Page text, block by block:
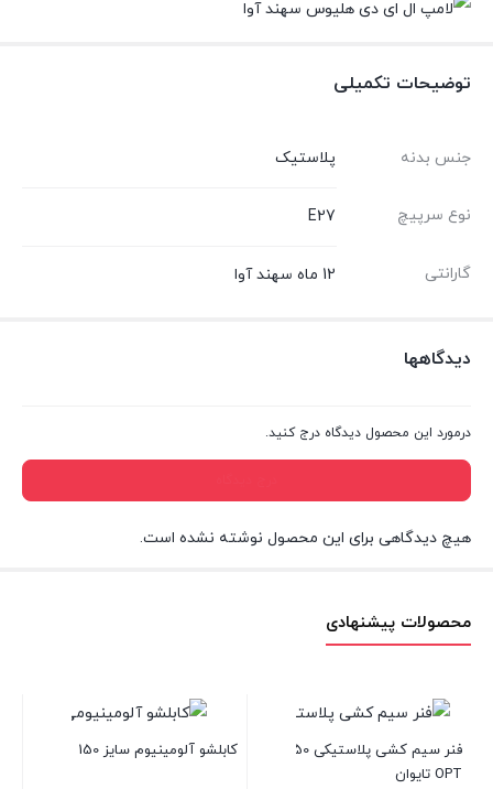
توضیحات تکمیلی
جنس بدنه پلاستیک
نوع سرپیچ E27
گارانتی 12 ماه سهند آوا
دیدگاهها
درمورد این محصول دیدگاه درج کنید.
هیچ دیدگاهی برای این محصول نوشته نشده است.
محصولات پیشنهادی
فنر سیم کشی پلاستیکی 50 متری
OPT تایوان
کابلشو آلومینیوم سایز 150